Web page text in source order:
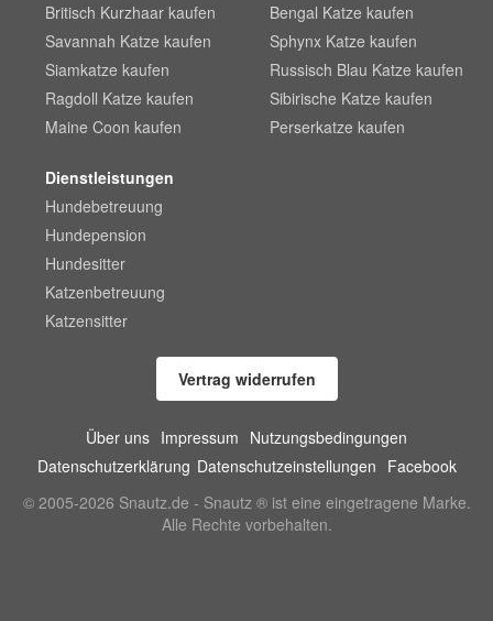
Britisch Kurzhaar kaufen
Savannah Katze kaufen
Siamkatze kaufen
Ragdoll Katze kaufen
Maine Coon kaufen
Bengal Katze kaufen
Sphynx Katze kaufen
Russisch Blau Katze kaufen
Sibirische Katze kaufen
Perserkatze kaufen
Dienstleistungen
Hundebetreuung
Hundepension
Hundesitter
Katzenbetreuung
Katzensitter
Vertrag widerrufen
Über uns Impressum Nutzungsbedingungen
Datenschutzerklärung Datenschutzeinstellungen Facebook
© 2005-2026 Snautz.de - Snautz ® ist eine eingetragene Marke.
Alle Rechte vorbehalten.